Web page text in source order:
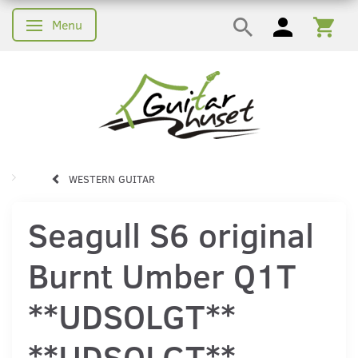
Skifte navigation
Menu
WESTERN GUITAR
Seagull S6 original
Burnt Umber Q1T
**UDSOLGT**